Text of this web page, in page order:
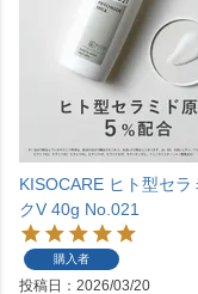
KISOCARE ヒト型セ
クV 40g No.021
購入者
投稿日 2026/03/20